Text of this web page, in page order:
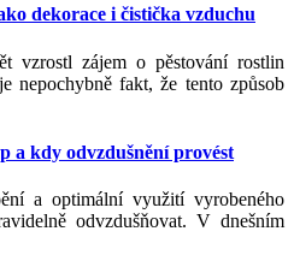
dekorace i čistička vzduchu
vzrostl zájem o pěstování rostlin
nepochybně fakt, že tento způsob
a kdy odvzdušnění provést
a optimální využití vyrobeného
odvzdušňovat. V dnešním